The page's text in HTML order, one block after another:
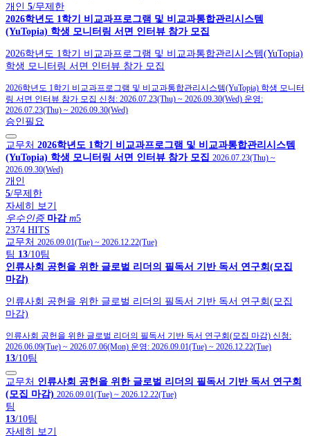
개인 5/무제한
2026학년도 1학기 비교과프로그램 및 비교과통합관리시스템
(YuTopia) 학생 모니터링 서면 인터뷰 참가 모집
2026학년도 1학기 비교과프로그램 및 비교과통합관리시스템(YuTopia)
학생 모니터링 서면 인터뷰 참가 모집
2026학년도 1학기 비교과프로그램 및 비교과통합관리시스템(YuTopia) 학생 모니터
링 서면 인터뷰 참가 모집 신청: 2026.07.23(Thu) ~ 2026.09.30(Wed) 운영:
2026.07.23(Thu) ~ 2026.09.30(Wed)
승인필요
교무처 2026학년도 1학기 비교과프로그램 및 비교과통합관리시스템
(YuTopia) 학생 모니터링 서면 인터뷰 참가 모집 2026.07.23(Thu) ~
2026.09.30(Wed)
개인
5/무제한
자세히 보기
우수인증 마감 m5
2374 HITS
교무처 2026.09.01(Tue) ~ 2026.12.22(Tue)
팀 13/10팀
인류사회 공헌을 위한 글로벌 리더의 필독서 기반 독서 연구회(모집
마감)
인류사회 공헌을 위한 글로벌 리더의 필독서 기반 독서 연구회(모집
마감)
인류사회 공헌을 위한 글로벌 리더의 필독서 기반 독서 연구회(모집 마감) 신청:
2026.06.09(Tue) ~ 2026.07.06(Mon) 운영: 2026.09.01(Tue) ~ 2026.12.22(Tue)
13/10팀
교무처 인류사회 공헌을 위한 글로벌 리더의 필독서 기반 독서 연구회
(모집 마감) 2026.09.01(Tue) ~ 2026.12.22(Tue)
팀
13/10팀
자세히 보기